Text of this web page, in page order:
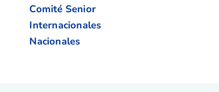
Comité Senior
Internacionales
Nacionales